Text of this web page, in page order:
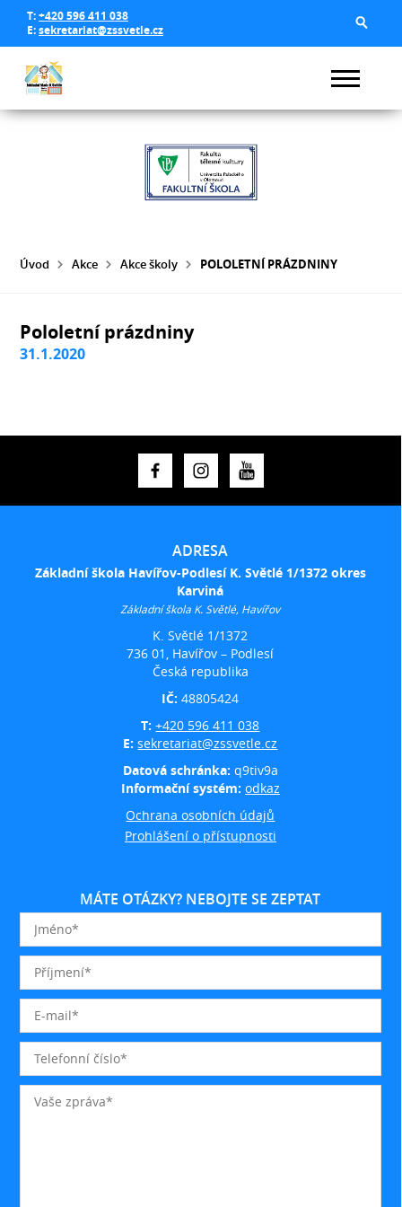
T:+420 596 411 038
E:sekretariat@zssvetle.cz
Úvod Akce Akce školy POLOLETNÍ PRÁZDNINY
Pololetní prázdniny
31.1.2020
ADRESA
Základní škola Havířov-Podlesí K. Světlé 1/1372 okres
Karviná
Základní škola K. Světlé, Havířov
K. Světlé 1/1372
736 01, Havířov – Podlesí
Česká republika
IČ:48805424
T:+420 596 411 038
E:sekretariat@zssvetle.cz
Datová schránka: q9tiv9a
Informační systém: odkaz
Ochrana osobních údajů
Prohlášení o přístupnosti
MÁTE OTÁZKY? NEBOJTE SE ZEPTAT